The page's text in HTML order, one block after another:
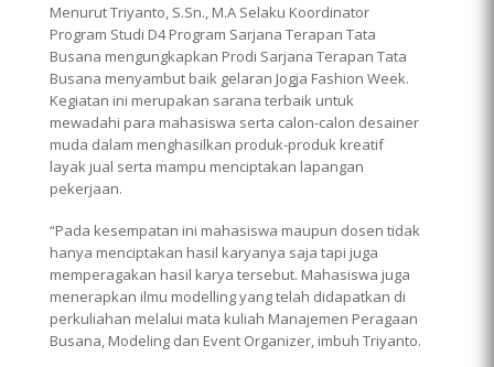
Menurut Triyanto, S.Sn., M.A Selaku Koordinator
Program Studi D4 Program Sarjana Terapan Tata
Busana mengungkapkan Prodi Sarjana Terapan Tata
Busana menyambut baik gelaran Jogja Fashion Week.
Kegiatan ini merupakan sarana terbaik untuk
mewadahi para mahasiswa serta calon-calon desainer
muda dalam menghasilkan produk-produk kreatif
layak jual serta mampu menciptakan lapangan
pekerjaan.
“Pada kesempatan ini mahasiswa maupun dosen tidak
hanya menciptakan hasil karyanya saja tapi juga
memperagakan hasil karya tersebut. Mahasiswa juga
menerapkan ilmu modelling yang telah didapatkan di
perkuliahan melalui mata kuliah Manajemen Peragaan
Busana, Modeling dan Event Organizer, imbuh Triyanto.